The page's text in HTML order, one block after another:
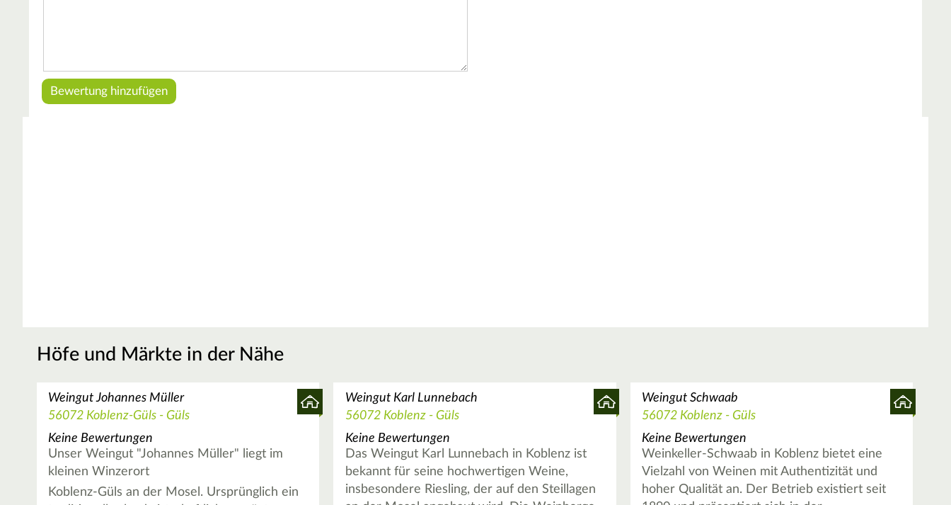
Höfe und Märkte in der Nähe
Weingut Johannes Müller
56072 Koblenz-Güls - Güls
Keine Bewertungen
Unser Weingut "Johannes Müller" liegt im
kleinen Winzerort
Koblenz-Güls an der Mosel. Ursprünglich ein
Weingut Karl Lunnebach
56072 Koblenz - Güls
Keine Bewertungen
Das Weingut Karl Lunnebach in Koblenz ist
bekannt für seine hochwertigen Weine,
insbesondere Riesling, der auf den Steillagen
Weingut Schwaab
56072 Koblenz - Güls
Keine Bewertungen
Weinkeller-Schwaab in Koblenz bietet eine
Vielzahl von Weinen mit Authentizität und
hoher Qualität an. Der Betrieb existiert seit